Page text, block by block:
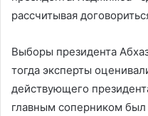
рассчитывая
Выборы президента
тогда эксперты
действующего
главным соперником